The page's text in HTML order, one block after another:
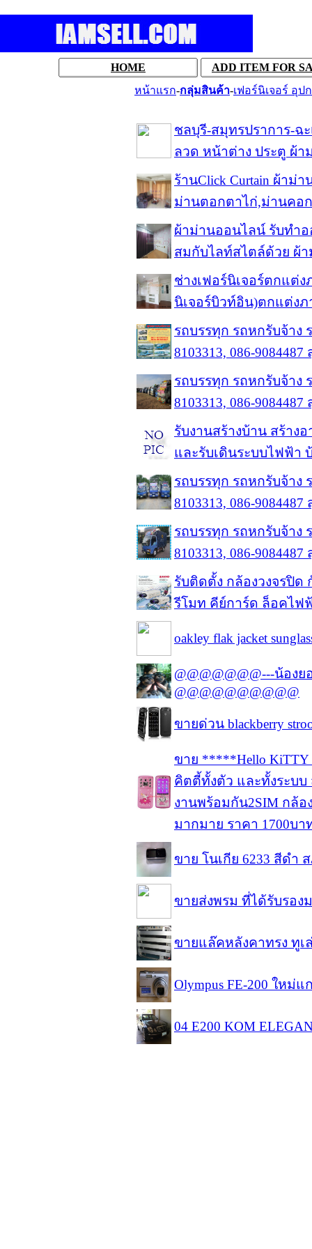
HOME
ADD ITEM FOR
หน้าแรก-กลุ่มสินค้า-เฟอร์นิเจอร์ อุ
ชลบุรี-สมุทรปราการ-ฉ
ลวด หน้าต่าง ประตู ผ้า
ร้านClick Curtain ผ้าม่
ม่านตอกตาไก่,ม่านคอ
ผ้าม่านออนไลน์ รับทำ
สมกับไลท์สไตล์ด้วย ผ้
ช่างเฟอร์นิเจอร์ตกแต่
นิเจอร์บิวท์อิน)ตกแต่งภ
รถบรรทุก รถหกรับจ้าง
8103313, 086-
รถบรรทุก รถหกรับจ้าง
8103313, 086-
รับงานสร้างบ้าน สร้าง
และรับเดินระบบไฟฟ้า
รถบรรทุก รถหกรับจ้าง
8103313, 086-
รถบรรทุก รถหกรับจ้าง
8103313, 086-
รับติดตั้ง กล้องวงจรปิด
รีโมท คีย์การ์ด ล็อคไฟ
oakley flak jacket
@@@@@@@---น้อ
@@@@@@@@@@
ขายด่วน blackberry
ขาย *****Hello
คิตตี้ทั้งตัว และทั้งระบบ
งานพร้อมกัน2SIM กล้
มากมาย ราคา 1700บา
ขาย โนเกีย 6233 สีดำ
ขายส่งพรม ที่ได้รับรอ
ขายแล๊คหลังคาทรง ทู
Olympus FE-200 ใหม่
04 E200 KOM